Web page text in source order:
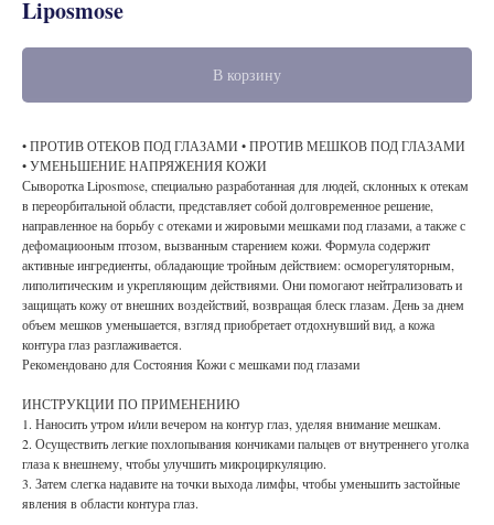
Liposmose
В корзину
• ПРОТИВ ОТЕКОВ ПОД ГЛАЗАМИ • ПРОТИВ МЕШКОВ ПОД ГЛАЗАМИ
• УМЕНЬШЕНИЕ НАПРЯЖЕНИЯ КОЖИ
Сыворотка Liposmose, специально разработанная для людей, склонных к отекам
в переорбитальной области, представляет собой долговременное решение,
направленное на борьбу с отеками и жировыми мешками под глазами, а также с
дефомациооным птозом, вызванным старением кожи. Формула содержит
активные ингредиенты, обладающие тройным действием: осморегуляторным,
липолитическим и укрепляющим действиями. Они помогают нейтрализовать и
защищать кожу от внешних воздействий, возвращая блеск глазам. День за днем ​​
объем мешков уменьшается, взгляд приобретает отдохнувший вид, а кожа
контура глаз разглаживается.
Рекомендовано для Состояния Кожи с мешками под глазами
ИНСТРУКЦИИ ПО ПРИМЕНЕНИЮ
1. Наносить утром и/или вечером на контур глаз, уделяя внимание мешкам.
2. Осуществить легкие похлопывания кончиками пальцев от внутреннего уголка
глаза к внешнему, чтобы улучшить микроциркуляцию.
3. Затем слегка надавите на точки выхода лимфы, чтобы уменьшить застойные
явления в области контура глаз.